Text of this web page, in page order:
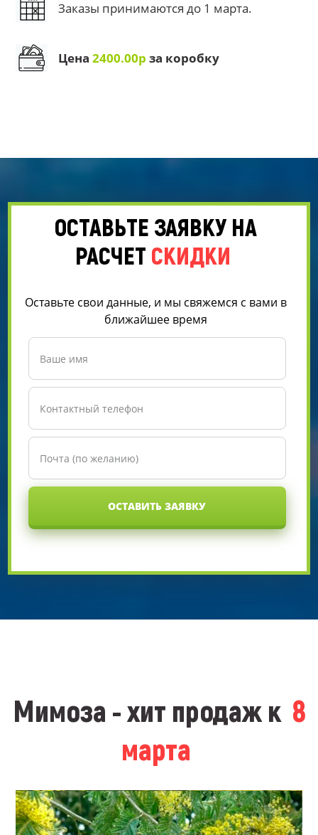
Заказы принимаются до 1 марта.
Цена2400.00р за коробку
ОСТАВЬТЕ ЗАЯВКУ НА
РАСЧЕТ СКИДКИ
Оставьте свои данные, и мы свяжемся с вами в
ближайшее время
ОСТАВИТЬ ЗАЯВКУ
Мимоза - хит продаж к 8
марта